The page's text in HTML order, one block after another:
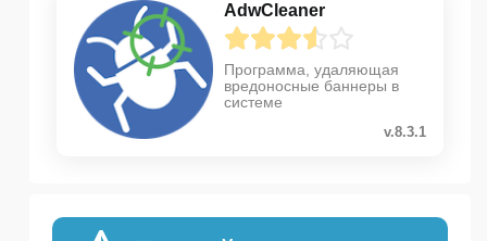
AdwCleaner
Программа, удаляющая
вредоносные баннеры в
системе
v.8.3.1